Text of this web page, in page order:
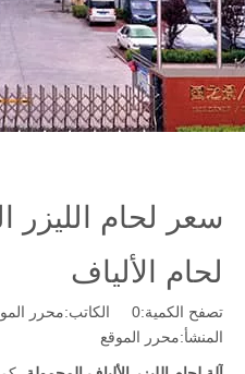
سعر لحام الليزر
لحام الألياف
تصفح الكمية:0
المنشأ:محرر الموقع